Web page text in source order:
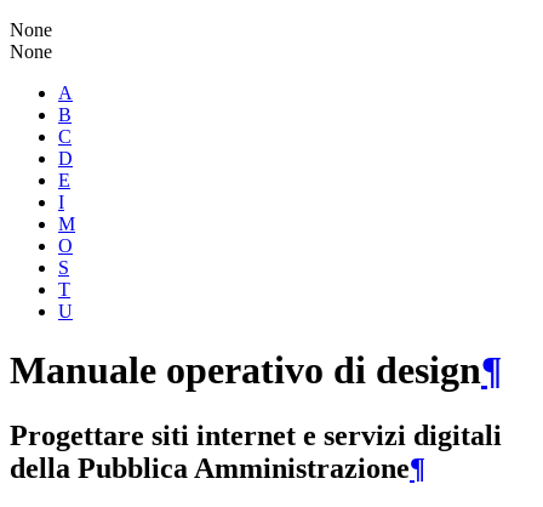
None
None
A
B
C
D
E
I
M
O
S
T
U
Manuale operativo di design¶
Progettare siti internet e servizi digitali
della Pubblica Amministrazione¶